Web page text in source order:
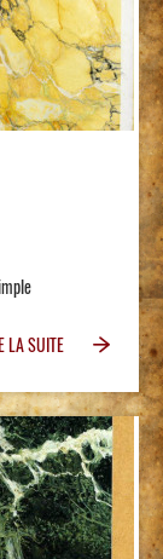
LA SUITE